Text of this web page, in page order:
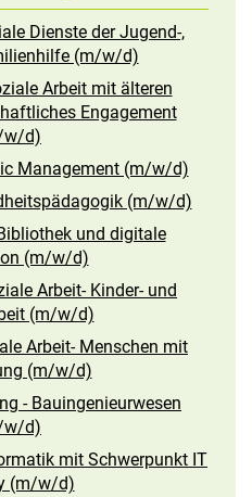
Dienste der Jugend-,
(m/w/d)
Arbeit mit älteren
Engagement
w/d)
Management (m/w/d)
(m/w/d)
und digitale
(m/w/d)
Arbeit- Kinder- und
(m/w/d)
Arbeit- Menschen mit
(m/w/d)
- Bauingenieurwesen
w/d)
mit Schwerpunkt IT
(m/w/d)